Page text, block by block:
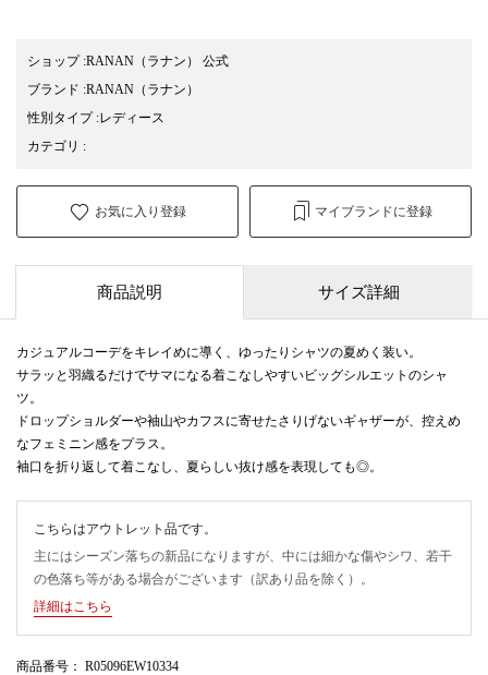
ショップ:RANAN（ラナン） 公式
ブランド :RANAN （ラナン）
性別タイプ:レディース
カテゴリ :
お気に入り登録 マイブランドに登録
商品説明 サイズ詳細
カジュアルコーデをキレイめに導く、ゆったりシャツの夏めく装い。
サラッと羽織るだけでサマになる着こなしやすいビッグシルエットのシャ
ツ。
ドロップショルダーや袖山やカフスに寄せたさりげないギャザーが、控えめ
なフェミニン感をプラス。
袖口を折り返して着こなし、夏らしい抜け感を表現しても◎。
こちらはアウトレット品です。
主にはシーズン落ちの新品になりますが、中には細かな傷やシワ、若干
の色落ち等がある場合がございます（訳あり品を除く）。
詳細はこちら
商品番号 ： R05096EW10334